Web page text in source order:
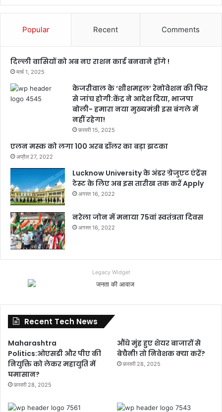
Popular Recent Comments
दिल्ली वासियों को अब नए राशन कार्ड बनवाने होंगे !
मार्च 1, 2025
केजरीवाल के ‘शीशमहल’ रेनोवेशन की फिर
से जांच होगी:केंद्र ने आदेश दिया, भाजपा
बोली- हमारा नया मुख्यमंत्री इस बंगले में
नहीं रहेगा!
फ़रवरी 15, 2025
एलन मस्क को लगा 100 अरब डॉलर का बड़ा झटका
अप्रैल 27, 2022
Lucknow University के अंडर ग्रेजुएट एंट्रेंस
टेस्ट के लिए अब इस तारीख तक करें Apply
अगस्त 16, 2022
नरेला जोन में मनाया 75वां स्वतंत्रता दिवस
अगस्त 16, 2022
Legacy Widget
Recent Tech News
Maharashtra
Politics:ओएसडी और पीए की
नियुक्ति को लेकर महायुति में
घमासान?
फ़रवरी 28, 2025
औंधे मुंह हुए शेयर बाजारों से
बेचैनी! तो निवेशक क्या करें?
फ़रवरी 28, 2025